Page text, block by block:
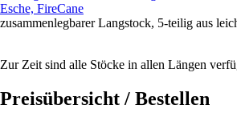
zusammenlegbarer Langstock, 5-teilig aus
Zur Zeit sind alle Stöcke in allen Längen
Preisübersicht / Bestellen